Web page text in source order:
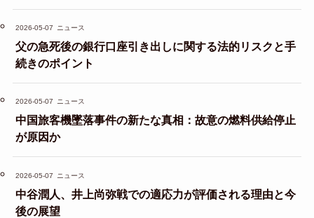
2026-05-07 ニュース
父の急死後の銀行口座引き出しに関する法的リスクと手
続きのポイント
2026-05-07 ニュース
中国旅客機墜落事件の新たな真相：故意の燃料供給停止
が原因か
2026-05-07 ニュース
中谷潤人、井上尚弥戦での適応力が評価される理由と今
後の展望